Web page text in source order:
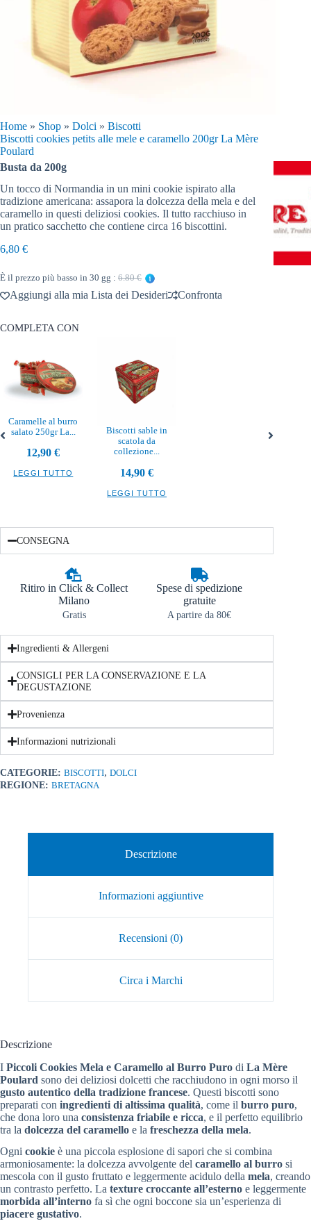
Home » Shop » Dolci » Biscotti
Biscotti cookies petits alle mele e caramello 200gr La Mère
Poulard
Busta da 200g
Un tocco di Normandia in un mini cookie ispirato alla
tradizione americana: assapora la dolcezza della mela e del
caramello in questi deliziosi cookies. Il tutto racchiuso in
un pratico sacchetto che contiene circa 16 biscottini.
6,80 €
È il prezzo più basso in 30 gg : 6.80 €
Aggiungi alla mia Lista dei Desideri Confronta
COMPLETA CON
Caramelle al burro
salato 250gr La...
12,90€
LEGGI TUTTO
Biscotti sable in
scatola da
collezione...
14,90€
LEGGI TUTTO
CONSEGNA
Ritiro in Click & Collect
Milano
Gratis
Spese di spedizione
gratuite
A partire da 80€
Ingredienti & Allergeni
CONSIGLI PER LA CONSERVAZIONE E LA
DEGUSTAZIONE
Provenienza
Informazioni nutrizionali
CATEGORIE: BISCOTTI, DOLCI
REGIONE: BRETAGNA
Descrizione
Informazioni aggiuntive
Recensioni (0)
Circa i Marchi
Descrizione
I Piccoli Cookies Mela e Caramello al Burro Puro di La Mère
Poulard sono dei deliziosi dolcetti che racchiudono in ogni morso il
gusto autentico della tradizione francese. Questi biscotti sono
preparati con ingredienti di altissima qualità, come il burro puro,
che dona loro una consistenza friabile e ricca, e il perfetto equilibrio
tra la dolcezza del caramello e la freschezza della mela.
Ogni cookie è una piccola esplosione di sapori che si combina
armoniosamente: la dolcezza avvolgente del caramello al burro si
mescola con il gusto fruttato e leggermente acidulo della mela, creando
un contrasto perfetto. La texture croccante all’esterno e leggermente
morbida all’interno fa sì che ogni boccone sia un’esperienza di
piacere gustativo.